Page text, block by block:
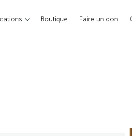
Boutique Faire un don